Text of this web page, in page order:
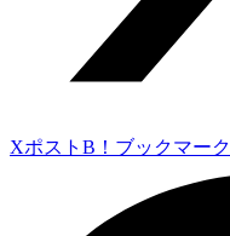
Xポスト B！ブックマーク